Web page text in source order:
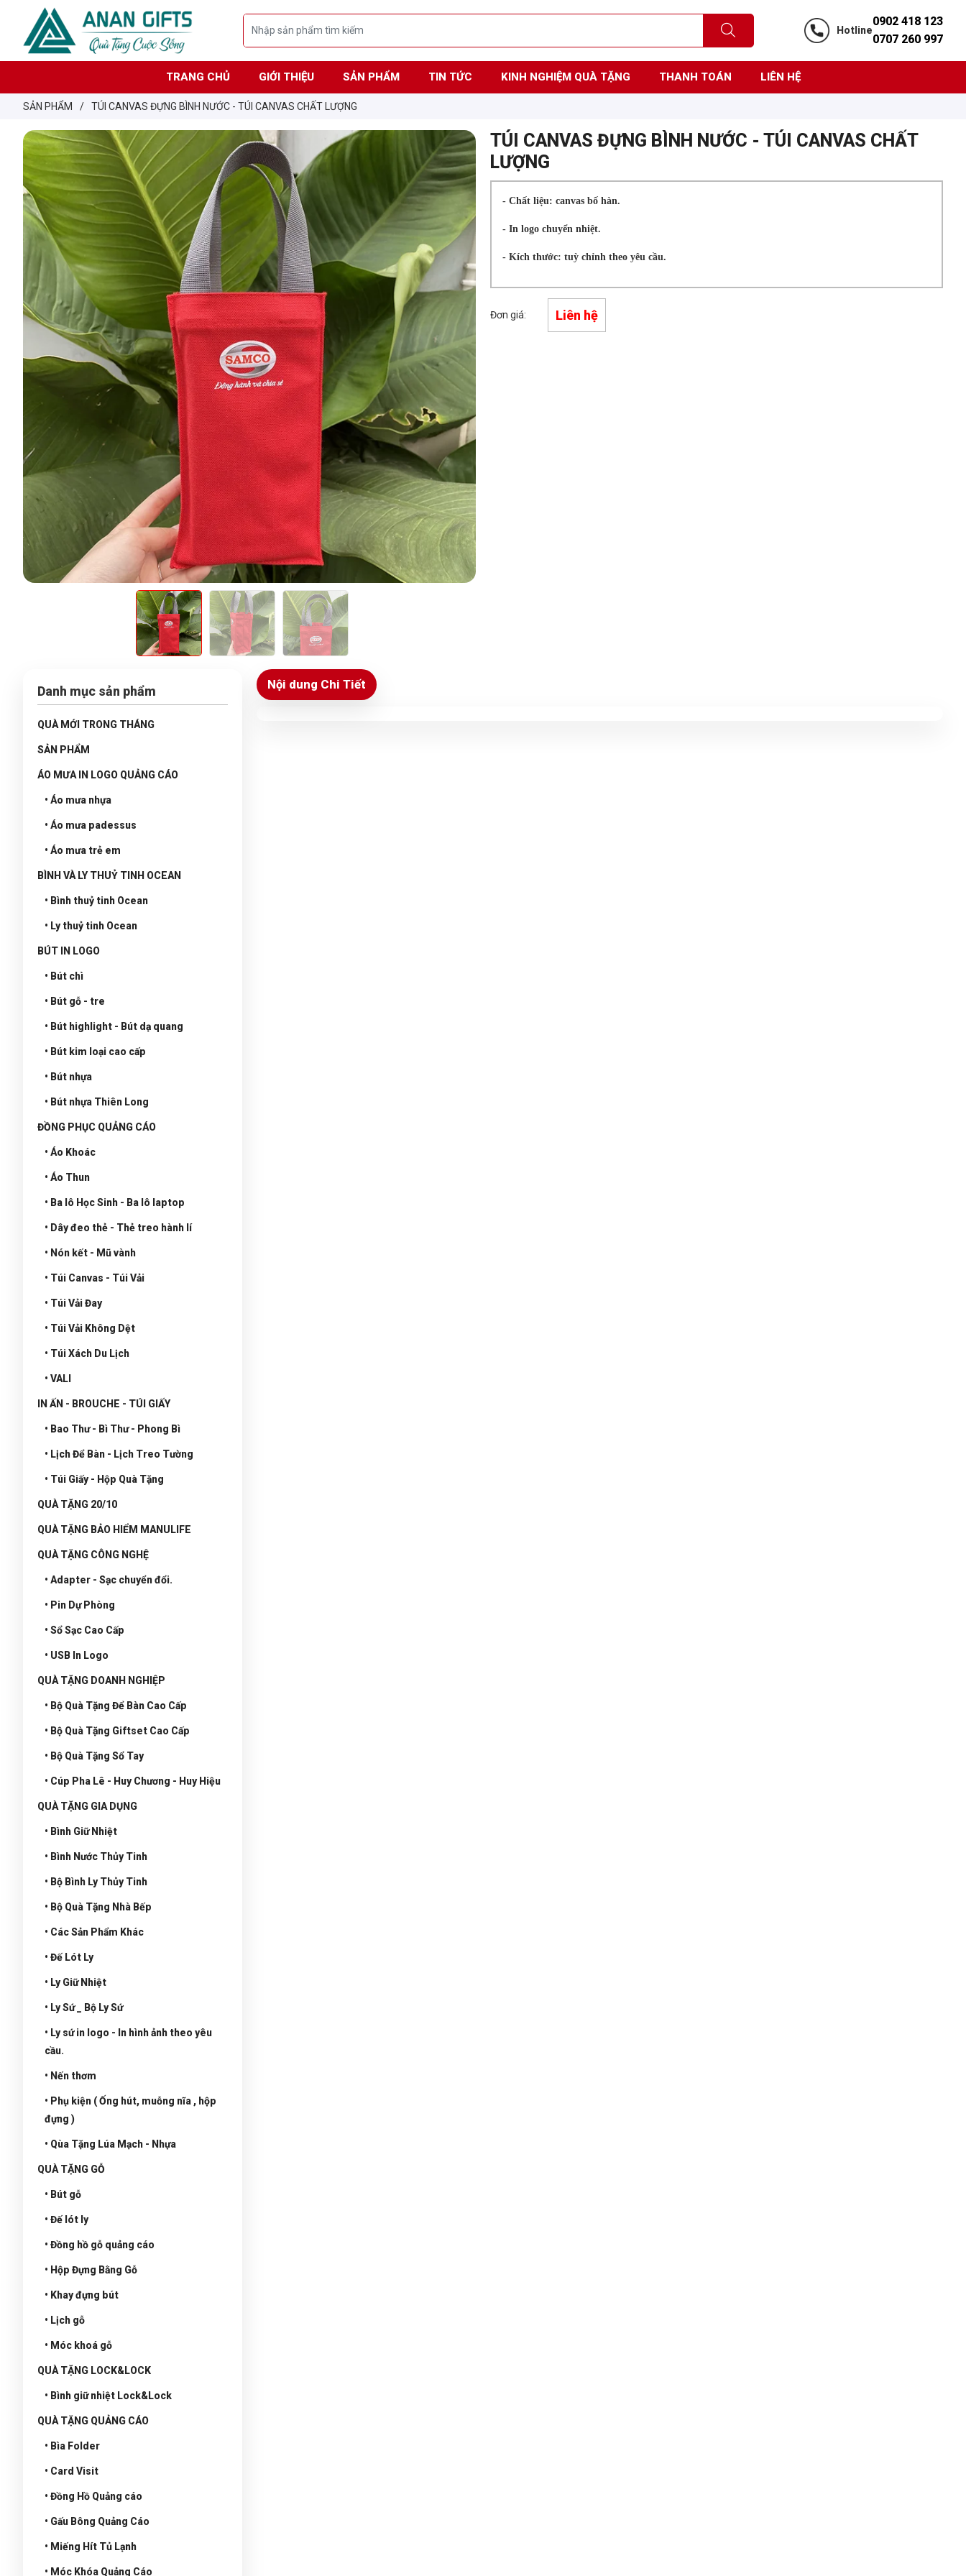
Hotline
0902 418 123
0707 260 997
TRANG CHỦ GIỚI THIỆU SẢN PHẨM TIN TỨC KINH NGHIỆM QUÀ TẶNG THANH TOÁN LIÊN HỆ
SẢN PHẨM / TÚI CANVAS ĐỰNG BÌNH NƯỚC - TÚI CANVAS CHẤT LƯỢNG
TÚI CANVAS ĐỰNG BÌNH NƯỚC - TÚI CANVAS CHẤT
LƯỢNG
- Chất liệu: canvas bố hàn.
- In logo chuyển nhiệt.
- Kích thước: tuỳ chỉnh theo yêu cầu.
Đơn giá: Liên hệ
Danh mục sản phẩm
QUÀ MỚI TRONG THÁNG
SẢN PHẨM
ÁO MƯA IN LOGO QUẢNG CÁO
• Áo mưa nhựa
• Áo mưa padessus
• Áo mưa trẻ em
BÌNH VÀ LY THUỶ TINH OCEAN
• Bình thuỷ tinh Ocean
• Ly thuỷ tinh Ocean
BÚT IN LOGO
• Bút chì
• Bút gỗ - tre
• Bút highlight - Bút dạ quang
• Bút kim loại cao cấp
• Bút nhựa
• Bút nhựa Thiên Long
ĐỒNG PHỤC QUẢNG CÁO
• Áo Khoác
• Áo Thun
• Ba lô Học Sinh - Ba lô laptop
• Dây đeo thẻ - Thẻ treo hành lí
• Nón kết - Mũ vành
• Túi Canvas - Túi Vải
• Túi Vải Đay
• Túi Vải Không Dệt
• Túi Xách Du Lịch
• VALI
IN ẤN - BROUCHE - TÚI GIẤY
• Bao Thư - Bì Thư - Phong Bì
• Lịch Để Bàn - Lịch Treo Tường
• Túi Giấy - Hộp Quà Tặng
QUÀ TẶNG 20/10
QUÀ TẶNG BẢO HIỂM MANULIFE
QUÀ TẶNG CÔNG NGHỆ
• Adapter - Sạc chuyển đổi.
• Pin Dự Phòng
• Sổ Sạc Cao Cấp
• USB In Logo
QUÀ TẶNG DOANH NGHIỆP
• Bộ Quà Tặng Để Bàn Cao Cấp
• Bộ Quà Tặng Giftset Cao Cấp
• Bộ Quà Tặng Sổ Tay
• Cúp Pha Lê - Huy Chương - Huy Hiệu
QUÀ TẶNG GIA DỤNG
• Bình Giữ Nhiệt
• Bình Nước Thủy Tinh
• Bộ Bình Ly Thủy Tinh
• Bộ Quà Tặng Nhà Bếp
• Các Sản Phẩm Khác
• Đế Lót Ly
• Ly Giữ Nhiệt
• Ly Sứ _ Bộ Ly Sứ
• Ly sứ in logo - In hình ảnh theo yêu
cầu.
• Nến thơm
• Phụ kiện ( Ống hút, muỗng nĩa , hộp
đựng )
• Qùa Tặng Lúa Mạch - Nhựa
QUÀ TẶNG GỖ
• Bút gỗ
• Đế lót ly
• Đồng hồ gỗ quảng cáo
• Hộp Đựng Bằng Gỗ
• Khay đựng bút
• Lịch gỗ
• Móc khoá gỗ
QUÀ TẶNG LOCK&LOCK
• Bình giữ nhiệt Lock&Lock
QUÀ TẶNG QUẢNG CÁO
• Bìa Folder
• Card Visit
• Đồng Hồ Quảng cáo
• Gấu Bông Quảng Cáo
• Miếng Hít Tủ Lạnh
• Móc Khóa Quảng Cáo
Nội dung Chi Tiết